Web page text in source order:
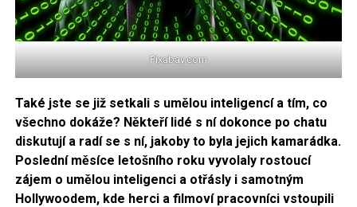
Pixabay.com
Také jste se již setkali s umělou inteligencí a tím, co
všechno dokáže? Někteří lidé s ní dokonce po chatu
diskutují a radí se s ní, jakoby to byla jejich kamarádka.
Poslední měsíce letošního roku vyvolaly rostoucí
zájem o umělou inteligenci a otřásly i samotným
Hollywoodem, kde herci a filmoví pracovníci vstoupili